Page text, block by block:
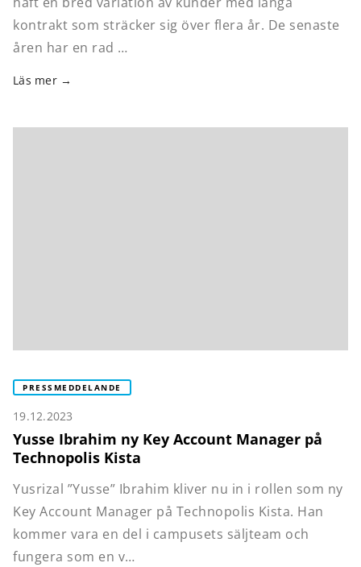
kontrakt som sträcker sig över flera år. De senaste
åren har en rad …
Läs mer
PRESSMEDDELANDE
19.12.2023
Yusse Ibrahim ny Key Account Manager på
Technopolis Kista
Yusrizal ”Yusse” Ibrahim kliver nu in i rollen som ny
Key Account Manager på Technopolis Kista. Han
kommer vara en del i campusets säljteam och
fungera som en v…